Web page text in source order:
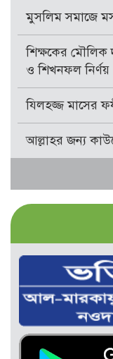
মুসলিম সমাজে
শিক্ষকের মৌলিক
ও শিখনফল নির্ণয়
যিলহজ্জ মাসের
আল্লাহর জন্য